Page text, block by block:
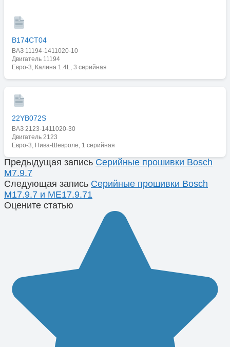
B174CT04
ВАЗ 11194-1411020-10
Двигатель 11194
Евро-3, Калина 1.4L, 3 серийная
22YB072S
ВАЗ 2123-1411020-30
Двигатель 2123
Евро-3, Нива-Шевроле, 1 серийная
Предыдущая запись Серийные прошивки Bosch
M7.9.7
Следующая запись Серийные прошивки Bosch
M17.9.7 и ME17.9.71
Оцените статью